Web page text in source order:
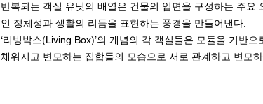
반복되는 객실 유닛의 배열은 건물의 입면을 구성하는 주
인 정체성과 생활의 리듬을 표현하는 풍경을 만들어낸다.
‘리빙박스(Living Box)’의 개념의 각 객실들은 모듈을 기반
채워지고 변모하는 집합들의 모습으로 서로 관계하고 변모